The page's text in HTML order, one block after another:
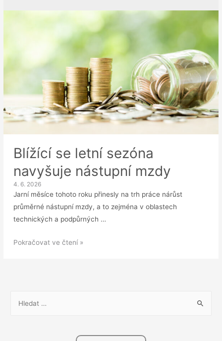
Blížící se letní sezóna
navyšuje nástupní mzdy
4. 6. 2026
Jarní měsíce tohoto roku přinesly na trh práce nárůst
průměrné nástupní mzdy, a to zejména v oblastech
technických a podpůrných …
Blížící
nástupní
Pokračovat ve čtení »